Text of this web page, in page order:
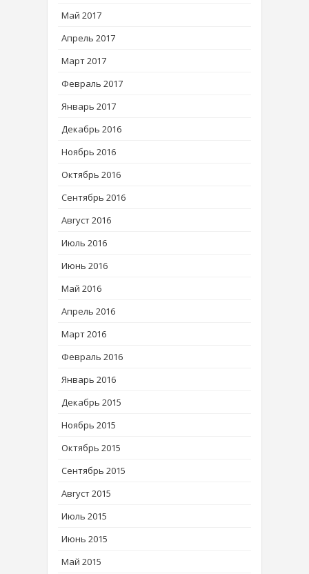
Май 2017
Апрель 2017
Март 2017
Февраль 2017
Январь 2017
Декабрь 2016
Ноябрь 2016
Октябрь 2016
Сентябрь 2016
Август 2016
Июль 2016
Июнь 2016
Май 2016
Апрель 2016
Март 2016
Февраль 2016
Январь 2016
Декабрь 2015
Ноябрь 2015
Октябрь 2015
Сентябрь 2015
Август 2015
Июль 2015
Июнь 2015
Май 2015